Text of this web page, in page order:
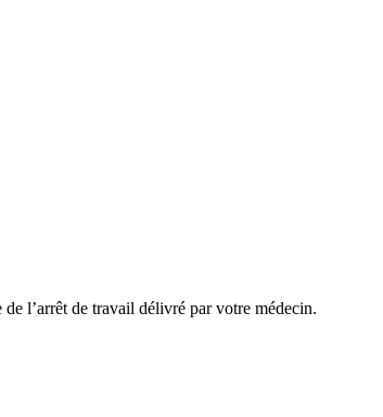
l’arrêt de travail délivré par votre médecin.